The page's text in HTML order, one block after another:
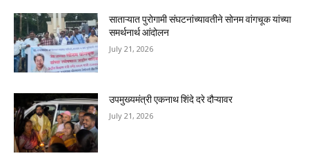
साताऱ्यात पुरोगामी संघटनांच्यावतीने सोनम वांगचूक यांच्या
समर्थनार्थ आंदोलन
July 21, 2026
उपमुख्यमंत्री एकनाथ शिंदे दरे दौऱ्यावर
July 21, 2026